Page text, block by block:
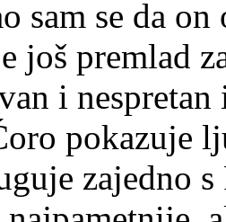
sam se da
još premlad
i
pokazuje
zajedno